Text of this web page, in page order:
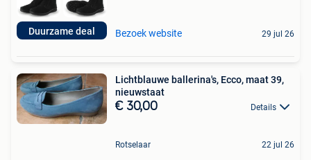
Duurzame deal Bezoek website 29 jul 26
Lichtblauwe ballerina's, Ecco, maat 39,
nieuwstaat
€ 30,00 Details
Rotselaar 22 jul 26